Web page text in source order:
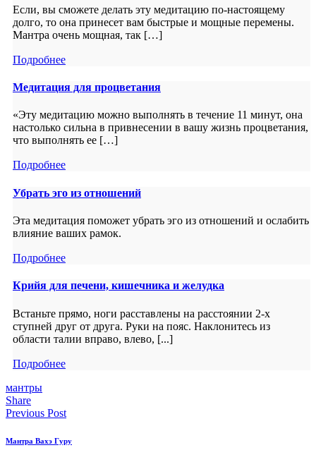
Если, вы сможете делать эту медитацию по-настоящему
долго, то она принесет вам быстрые и мощные перемены.
Мантра очень мощная, так […]
Подробнее
Медитация для процветания
«Эту медитацию можно выполнять в течение 11 минут, она
настолько сильна в привнесении в вашу жизнь процветания,
что выполнять ее […]
Подробнее
Убрать эго из отношений
Эта медитация поможет убрать эго из отношений и ослабить
влияние ваших рамок.
Подробнее
Крийя для печени, кишечника и желудка
Встаньте прямо, ноги расставлены на расстоянии 2-х
ступней друг от друга. Руки на пояс. Наклонитесь из
области талии вправо, влево, [...]
Подробнее
мантры
Share
Previous Post
Мантра Вахэ Гуру